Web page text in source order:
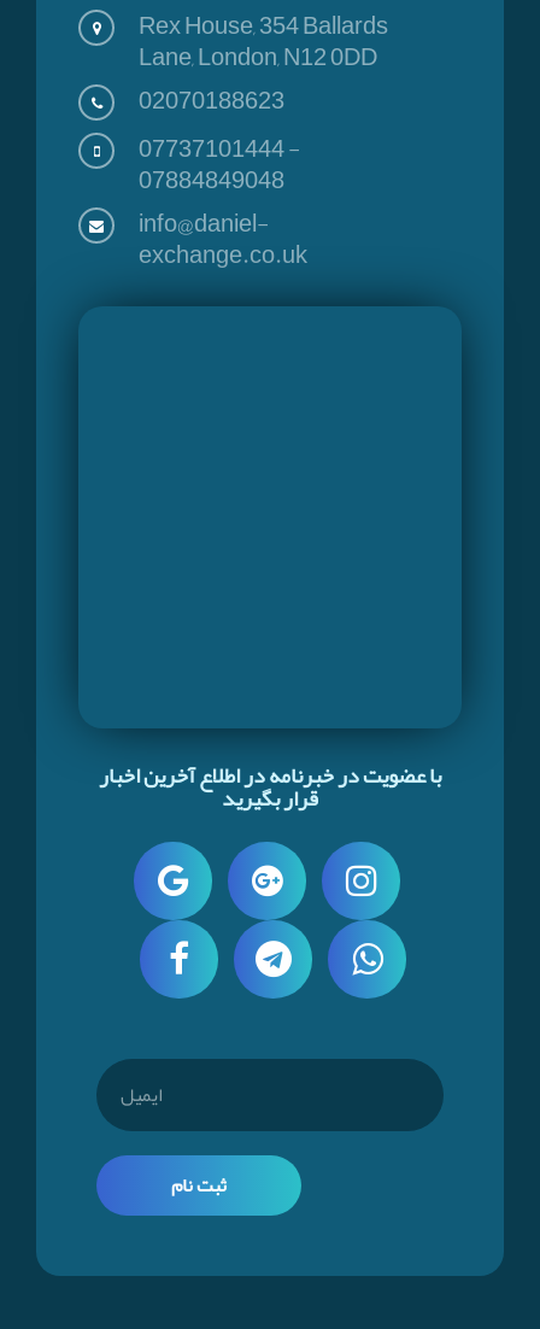
Rex House, 354 Ballards
Lane, London, N12 0DD
02070188623
07737101444-
07884849048
info@daniel-
exchange.co.uk
با عضویت در خبرنامه در اطلاع آخرین اخبار
قرار بگیرید
ثبت نام